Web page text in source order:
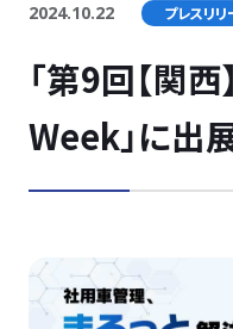
2024.10.22 プレスリリ
「第9回【関
Week」に出